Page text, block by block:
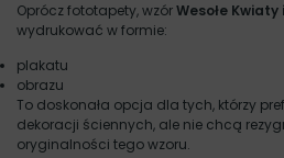
Oprócz fototapety, wzórWesołe
wydrukować w formie:
plakatu
obrazu
To doskonała opcja dla tych, którzy
dekoracji ściennych, ale nie chcą
oryginalności tego wzoru.